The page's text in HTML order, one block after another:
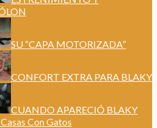
SU “CAPA MOTORIZADA”
CONFORT EXTRA PARA BLAKY
CUANDO APARECIÓ BLAKY
Con Gatos